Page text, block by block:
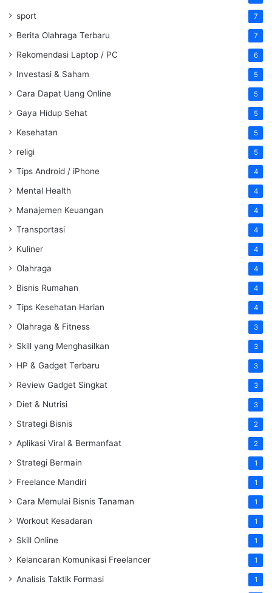
sport 7
Berita Olahraga Terbaru 7
Rekomendasi Laptop / PC 6
Investasi & Saham 5
Cara Dapat Uang Online 5
Gaya Hidup Sehat 5
Kesehatan 5
religi 5
Tips Android / iPhone 4
Mental Health 4
Manajemen Keuangan 4
Transportasi 4
Kuliner 4
Olahraga 4
Bisnis Rumahan 4
Tips Kesehatan Harian 4
Olahraga & Fitness 3
Skill yang Menghasilkan 3
HP & Gadget Terbaru 3
Review Gadget Singkat 3
Diet & Nutrisi 3
Strategi Bisnis 2
Aplikasi Viral & Bermanfaat 2
Strategi Bermain 1
Freelance Mandiri 1
Cara Memulai Bisnis Tanaman 1
Workout Kesadaran 1
Skill Online 1
Kelancaran Komunikasi Freelancer 1
Analisis Taktik Formasi 1